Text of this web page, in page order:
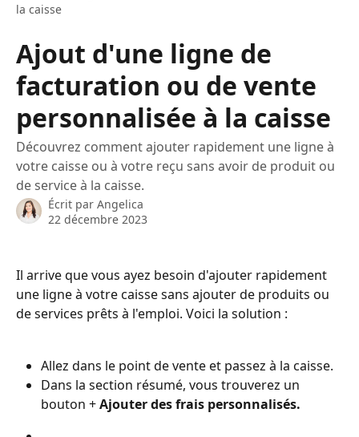
la caisse
Ajout d'une ligne de
facturation ou de vente
personnalisée à la caisse
Découvrez comment ajouter rapidement une ligne à
votre caisse ou à votre reçu sans avoir de produit ou
de service à la caisse.
Écrit par Angelica
22 décembre 2023
Il arrive que vous ayez besoin d'ajouter rapidement
une ligne à votre caisse sans ajouter de produits ou
de services prêts à l'emploi. Voici la solution :
Allez dans le point de vente et passez à la caisse.
Dans la section résumé, vous trouverez un
bouton + Ajouter des frais personnalisés.